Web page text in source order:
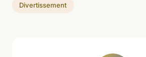
Divertissement